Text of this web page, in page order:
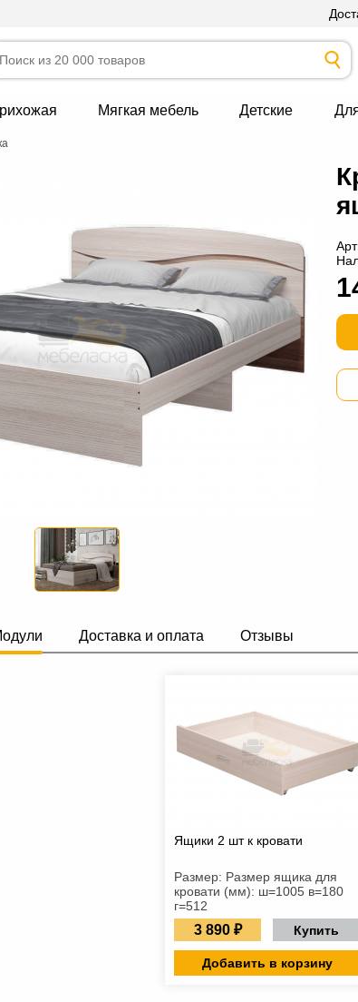
Мягкая мебель Детские
Доставка и оплата Отзывы
Ящики 2 шт к кровати
Размер: Размер ящика для
кровати (мм): ш=1005 в=180
г=512
3 890 ₽ Купить
Добавить в корзину